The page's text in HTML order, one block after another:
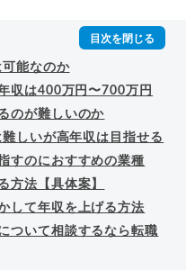
能なのか
収は400万円〜700万円
のが難しいのか
しいが高年収は目指せる
すのにおすすめの業種
方法【具体案】
して年収を上げる方法
ついて相談するなら転職